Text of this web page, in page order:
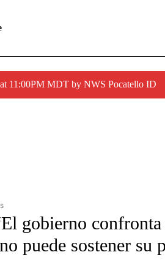
11:00PM MDT by NWS Pocatello ID
TO RECEIVE NOTIFICATIONS ABOUT NEW
gobierno
puede sostener su